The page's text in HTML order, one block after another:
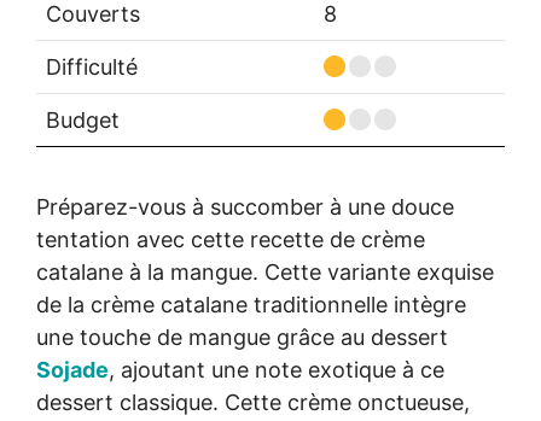
Couverts 8
Difficulté
Budget
Préparez-vous à succomber à une douce
tentation avec cette recette de crème
catalane à la mangue. Cette variante exquise
de la crème catalane traditionnelle intègre
une touche de mangue grâce au dessert
Sojade, ajoutant une note exotique à ce
dessert classique. Cette crème onctueuse,